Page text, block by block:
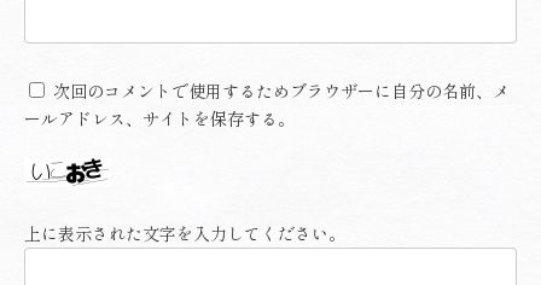
次回のコメントで使用するためブラウザーに自分の名前、メ
ールアドレス、サイトを保存する。
上に表示された文字を入力してください。